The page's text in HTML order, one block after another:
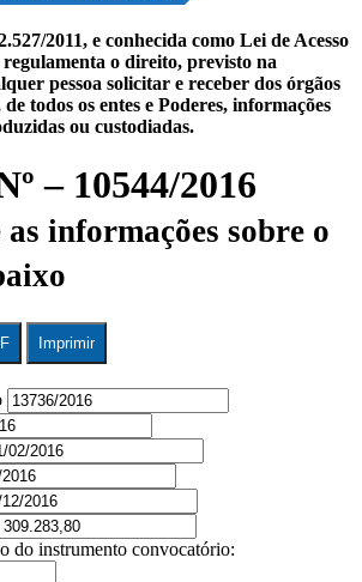
2011, e conhecida como Lei de Acesso
o direito, previsto na
pessoa solicitar e receber dos órgãos
todos os entes e Poderes, informações
ou custodiadas.
– 10544/2016
informações sobre o
Imprimir
do instrumento convocatório: